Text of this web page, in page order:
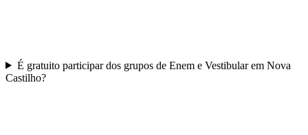
É gratuito participar dos grupos de Enem e Vestibular em Nova
Castilho?